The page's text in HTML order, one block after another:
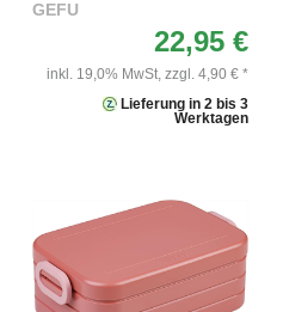
GEFU
22,95 €
inkl. 19,0% MwSt, zzgl. 4,90 € *
Lieferung in 2 bis 3
Werktagen